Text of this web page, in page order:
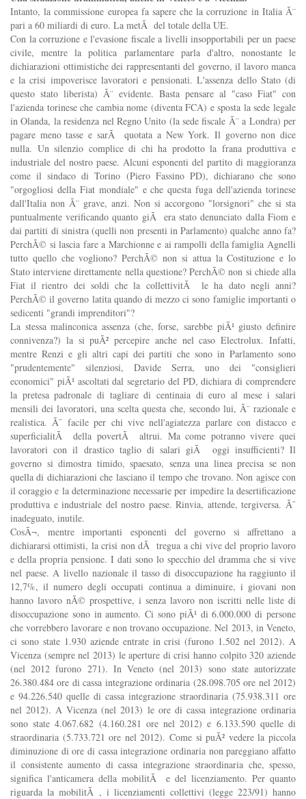
Intanto, la commissione europea fa sapere che la corruzione in Italia Ã¨
pari a 60 miliardi di euro. La metÃ del totale della UE.
Con la corruzione e l'evasione fiscale a livelli insopportabili per un paese
civile, mentre la politica parlamentare parla d'altro, nonostante le
dichiarazioni ottimistiche dei rappresentanti del governo, il lavoro manca
e la crisi impoverisce lavoratori e pensionati. L'assenza dello Stato (di
questo stato liberista) Ã¨ evidente. Basta pensare al "caso Fiat" con
l'azienda torinese che cambia nome (diventa FCA) e sposta la sede legale
in Olanda, la residenza nel Regno Unito (la sede fiscale Ã¨ a Londra) per
pagare meno tasse e sarÃ quotata a New York. Il governo non dice
nulla. Un silenzio complice di chi ha prodotto la frana produttiva e
industriale del nostro paese. Alcuni esponenti del partito di maggioranza
come il sindaco di Torino (Piero Fassino PD), dichiarano che sono
"orgogliosi della Fiat mondiale" e che questa fuga dell'azienda torinese
dall'Italia non Ã¨ grave, anzi. Non si accorgono "lorsignori" che si sta
puntualmente verificando quanto giÃ era stato denunciato dalla Fiom e
dai partiti di sinistra (quelli non presenti in Parlamento) qualche anno fa?
PerchÃ© si lascia fare a Marchionne e ai rampolli della famiglia Agnelli
tutto quello che vogliono? PerchÃ© non si attua la Costituzione e lo
Stato interviene direttamente nella questione? PerchÃ© non si chiede alla
Fiat il rientro dei soldi che la collettivitÃ le ha dato negli anni?
PerchÃ© il governo latita quando di mezzo ci sono famiglie importanti o
sedicenti "grandi imprenditori"?
La stessa malinconica assenza (che, forse, sarebbe piÃ¹ giusto definire
connivenza?) la si puÃ² percepire anche nel caso Electrolux. Infatti,
mentre Renzi e gli altri capi dei partiti che sono in Parlamento sono
"prudentemente" silenziosi, Davide Serra, uno dei "consiglieri
economici" piÃ¹ ascoltati dal segretario del PD, dichiara di comprendere
la pretesa padronale di tagliare di centinaia di euro al mese i salari
mensili dei lavoratori, una scelta questa che, secondo lui, Ã¨ razionale e
realistica. Ãˆ facile per chi vive nell'agiatezza parlare con distacco e
superficialitÃ della povertÃ altrui. Ma come potranno vivere quei
lavoratori con il drastico taglio di salari giÃ oggi insufficienti? Il
governo si dimostra timido, spaesato, senza una linea precisa se non
quella di dichiarazioni che lasciano il tempo che trovano. Non agisce con
il coraggio e la determinazione necessarie per impedire la desertificazione
produttiva e industriale del nostro paese. Rinvia, attende, tergiversa. Ãˆ
inadeguato, inutile.
CosÃ¬, mentre importanti esponenti del governo si affrettano a
dichiararsi ottimisti, la crisi non dÃ tregua a chi vive del proprio lavoro
e della propria pensione. I dati sono lo specchio del dramma che si vive
nel paese. A livello nazionale il tasso di disoccupazione ha raggiunto il
12,7%, il numero degli occupati continua a diminuire, i giovani non
hanno lavoro nÃ© prospettive, i senza lavoro non iscritti nelle liste di
disoccupazione sono in aumento. Ci sono piÃ¹ di 6.000.000 di persone
che vorrebbero lavorare e non trovano occupazione. Nel 2013, in Veneto,
ci sono state 1.930 aziende entrate in crisi (furono 1.502 nel 2012). A
Vicenza (sempre nel 2013) le aperture di crisi hanno colpito 320 aziende
(nel 2012 furono 271). In Veneto (nel 2013) sono state autorizzate
26.380.484 ore di cassa integrazione ordinaria (28.098.705 ore nel 2012)
e 94.226.540 quelle di cassa integrazione straordinaria (75.938.311 ore
nel 2012). A Vicenza (nel 2013) le ore di cassa integrazione ordinaria
sono state 4.067.682 (4.160.281 ore nel 2012) e 6.133.590 quelle di
straordinaria (5.733.721 ore nel 2012). Come si puÃ² vedere la piccola
diminuzione di ore di cassa integrazione ordinaria non pareggiano affatto
il consistente aumento di cassa integrazione straordinaria che, spesso,
significa l'anticamera della mobilitÃ e del licenziamento. Per quanto
riguarda la mobilitÃ , i licenziamenti collettivi (legge 223/91) hanno